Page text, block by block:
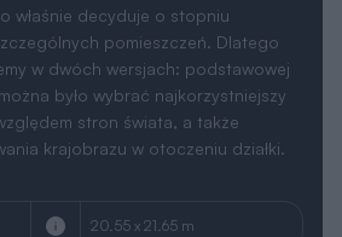
właśnie decyduje o stopniu
pomieszczeń. Dlatego
w dwóch wersjach: podstawowej
było wybrać najkorzystniejszy
stron świata, a także
krajobrazu w otoczeniu działki.
20.55 x 21.65 m